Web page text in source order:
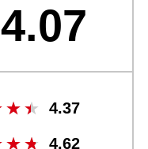
4.07
4.37
4.62